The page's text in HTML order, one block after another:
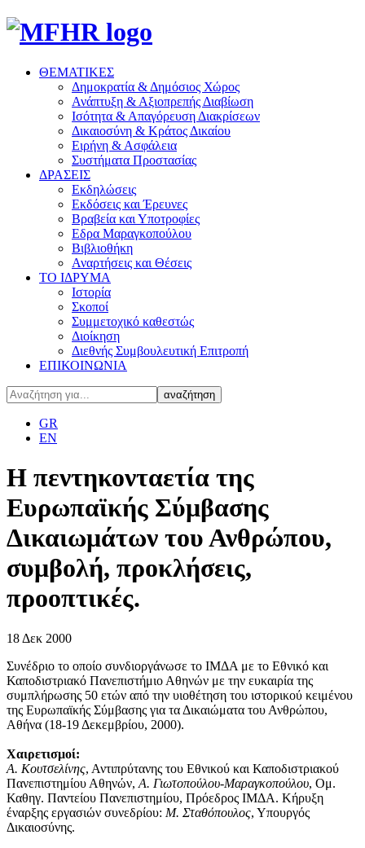
ΘΕΜΑΤΙΚΕΣ
Δημοκρατία & Δημόσιος Χώρος
Ανάπτυξη & Αξιοπρεπής Διαβίωση
Ισότητα & Απαγόρευση Διακρίσεων
Δικαιοσύνη & Κράτος Δικαίου
Ειρήνη & Ασφάλεια
Συστήματα Προστασίας
ΔΡΑΣΕΙΣ
Εκδηλώσεις
Εκδόσεις και Έρευνες
Βραβεία και Υποτροφίες
Εδρα Μαραγκοπούλου
Βιβλιοθήκη
Αναρτήσεις και Θέσεις
ΤΟ ΙΔΡΥΜΑ
Ιστορία
Σκοποί
Συμμετοχικό καθεστώς
Διοίκηση
Διεθνής Συμβουλευτική Επιτροπή
ΕΠΙΚΟΙΝΩΝΙΑ
GR
EN
Η πεντηκονταετία της
Ευρωπαϊκής Σύμβασης
Δικαιωμάτων του Ανθρώπου,
συμβολή, προκλήσεις,
προοπτικές.
18 Δεκ 2000
Συνέδριο το οποίο συνδιοργάνωσε το ΙΜΔΑ με το Εθνικό και
Καποδιστριακό Πανεπιστήμιο Αθηνών με την ευκαιρία της
συμπλήρωσης 50 ετών από την υιοθέτηση του ιστορικού κειμένου
της Ευρωπαϊκής Σύμβασης για τα Δικαιώματα του Ανθρώπου,
Αθήνα (18-19 Δεκεμβρίου, 2000).
Χαιρετισμοί:
Α. Κουτσελίνης, Αντιπρύτανης του Εθνικού και Καποδιστριακού
Πανεπιστημίου Αθηνών, Α. Γιωτοπούλου-Μαραγκοπούλου, Ομ.
Καθηγ. Παντείου Πανεπιστημίου, Πρόεδρος ΙΜΔΑ. Κήρυξη
έναρξης εργασιών συνεδρίου: Μ. Σταθόπουλος, Υπουργός
Δικαιοσύνης.